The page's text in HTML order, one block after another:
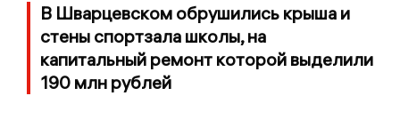
В Шварцевском обрушились крыша и
стены спортзала школы, на
капитальный ремонт которой выделили
190 млн рублей